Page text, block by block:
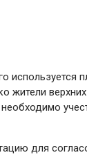
используется
жители
для